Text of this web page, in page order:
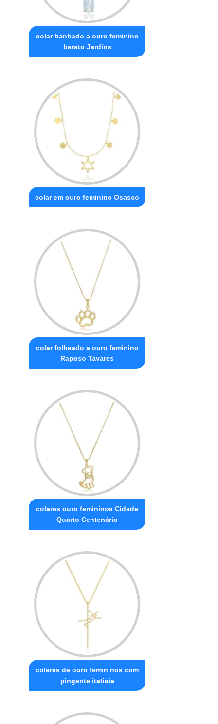
colar banhado a ouro feminino
barato Jardins
colar em ouro feminino Osasco
colar folheado a ouro feminino
Raposo Tavares
colares ouro femininos Cidade
Quarto Centenário
colares de ouro femininos com
pingente itatiaia